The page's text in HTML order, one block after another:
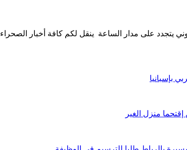
يتجدد على مدار الساعة ينقل لكم كافة أخبار
بإسبانيا
منزل الغير